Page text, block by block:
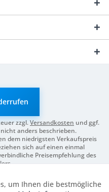
zzgl.Versandkosten und ggf.
anders beschrieben.
dem niedrigsten Verkaufspreis
sich auf einen einmal
Preisempfehlung des
Aktiv
um Ihnen die bestmögliche